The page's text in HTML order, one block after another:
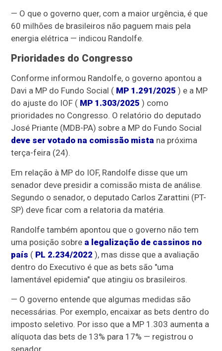
— O que o governo quer, com a maior urgência, é que
60 milhões de brasileiros não paguem mais pela
energia elétrica — indicou Randolfe.
Prioridades do Congresso
Conforme informou Randolfe, o governo apontou a
Davi a MP do Fundo Social ( MP 1.291/2025 ) e a MP
do ajuste do IOF ( MP 1.303/2025 ) como
prioridades no Congresso. O relatório do deputado
José Priante (MDB-PA) sobre a MP do Fundo Social
deve ser votado na comissão mista na próxima
terça-feira (24).
Em relação à MP do IOF, Randolfe disse que um
senador deve presidir a comissão mista de análise.
Segundo o senador, o deputado Carlos Zarattini (PT-
SP) deve ficar com a relatoria da matéria.
Randolfe também apontou que o governo não tem
uma posição sobre a legalização de cassinos no
país ( PL 2.234/2022 ), mas disse que a avaliação
dentro do Executivo é que as bets são "uma
lamentável epidemia" que atingiu os brasileiros.
— O governo entende que algumas medidas são
necessárias. Por exemplo, encaixar as bets dentro do
imposto seletivo. Por isso que a MP 1.303 aumenta a
alíquota das bets de 13% para 17% — registrou o
senador.